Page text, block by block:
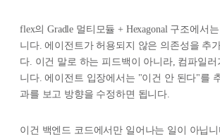
flex의 Gradle 멀티모듈 + Hexagonal 구조에서
니다. 에이전트가 허용되지 않은 의존성을 추
다. 이건 말로 하는 피드백이 아니라, 컴파일
니다. 에이전트 입장에서는 "이건 안 된다"를
과를 보고 방향을 수정하면 됩니다.
이건 백엔드 코드에서만 일어나는 일이 아닙